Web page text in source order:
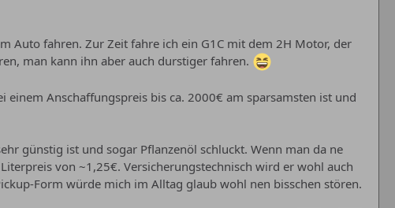
Auto fahren. Zur Zeit fahre ich ein G1C mit dem 2H Motor, der
man kann ihn aber auch durstiger fahren.
Anschaffungspreis bis ca. 2000€ am sparsamsten ist und
günstig ist und sogar Pflanzenöl schluckt. Wenn man da ne
von ~1,25€. Versicherungstechnisch wird er wohl auch
Form würde mich im Alltag glaub wohl nen bisschen stören.